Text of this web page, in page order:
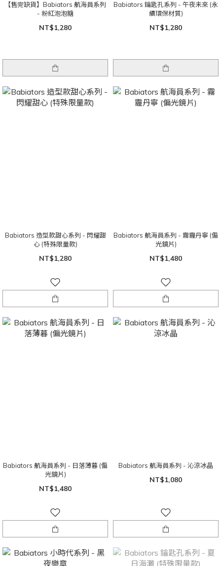
【售完缺貨】Babiators 航海員系列
- 粉紅泡泡糖
NT$1,280
Babiators 鑰匙孔系列 - 午夜未來 (永
續環保材質)
NT$1,280
Babiators 造型款甜心系列 - 閃耀甜
心 (特殊限量款)
NT$1,280
Babiators 航海員系列 - 霧霾丹寧 (偏
光鏡片)
NT$1,480
Babiators 航海員系列 - 日落薄暮 (偏
光鏡片)
NT$1,480
Babiators 航海員系列 - 沁涼冰晶
NT$1,080